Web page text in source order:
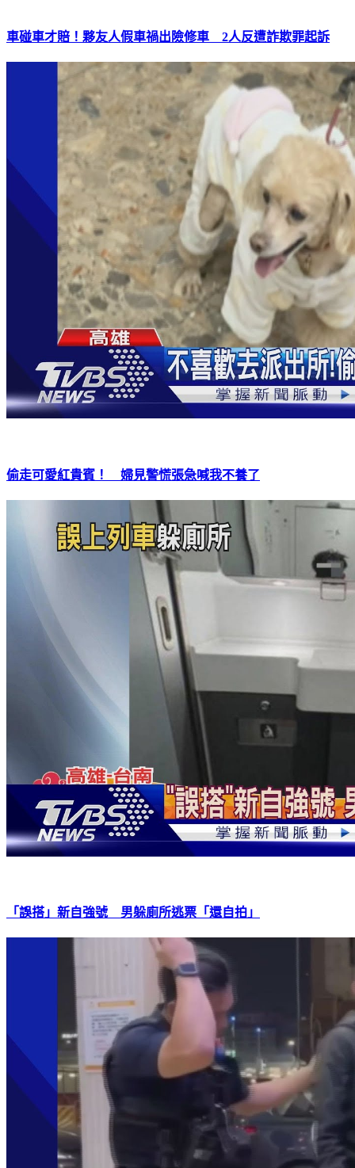
車碰車才賠！夥友人假車禍出險修車 2人反遭詐欺罪起訴
偷走可愛紅貴賓！ 婦見警慌張急喊我不養了
「誤搭」新自強號 男躲廁所逃票「還自拍」